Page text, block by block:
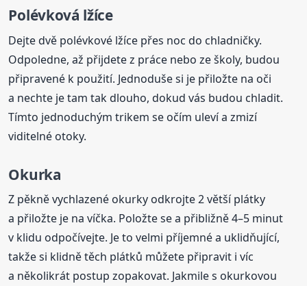
Polévková lžíce
Dejte dvě polévkové lžíce přes noc do chladničky.
Odpoledne, až přijdete z práce nebo ze školy, budou
připravené k použití. Jednoduše si je přiložte na oči
a nechte je tam tak dlouho, dokud vás budou chladit.
Tímto jednoduchým trikem se očím uleví a zmizí
viditelné otoky.
Okurka
Z pěkně vychlazené okurky odkrojte 2 větší plátky
a přiložte je na víčka. Položte se a přibližně 4–5 minut
v klidu odpočívejte. Je to velmi příjemné a uklidňující,
takže si klidně těch plátků můžete připravit i víc
a několikrát postup zopakovat. Jakmile s okurkovou